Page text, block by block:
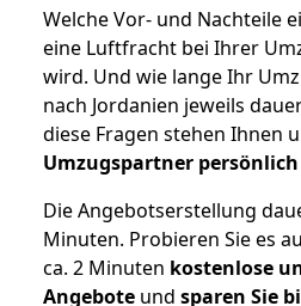
Welche Vor- und Nachteile
eine Luftfracht bei Ihrer
wird. Und wie lange Ihr
nach Jordanien jeweils
diese Fragen stehen Ihnen
Umzugspartner
Die Angebotserstellung
Minuten. Probieren Sie es
ca. 2 Minuten kostenlose
Angebote und sparen Sie